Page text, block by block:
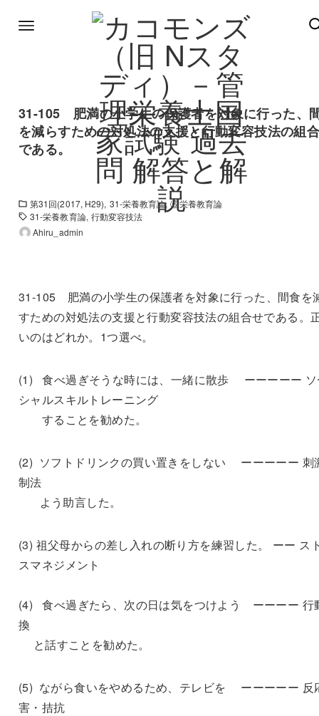
31-105 肥満の小学生の保護者を対象に行った、
を減らすための対処法の支援と行動変容技法の組
である。
第31回(2017, H29) 31-栄養教育論 ⑥栄養教育論
31-栄養教育論 行動変容技法
Ahiru_admin
31-105 肥満の小学生の保護者を対象に行った、間食を
すための対処法の支援と行動変容技法の組合せである。
いのはどれか。1つ選べ。
(1) 食べ過ぎそうな時には、一緒に散歩 ーーーーー
シャルスキルトレーニング
することを勧めた。
(2) ソフトドリンクの買い置きをしない ーーーーー 刺
制法
よう助言した。
(3) 祖父母からの差し入れの断り方を練習した。 ーー ス
スマネジメント
(4) 食べ過ぎたら、次の日は気をつけよう ーーーー 行
換
と話すことを勧めた。
(5) ながら食いをやめるため、テレビを ーーーーー 反
害・拮抗